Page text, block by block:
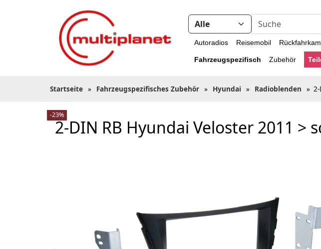
Autoradios Reisemobil
Fahrzeugspezifisch Zubehör
Startseite » Fahrzeugspezifisches Zubehör » Hyundai » Radioblenden »
2-DIN RB Hyundai Veloster 2011 >
-23%